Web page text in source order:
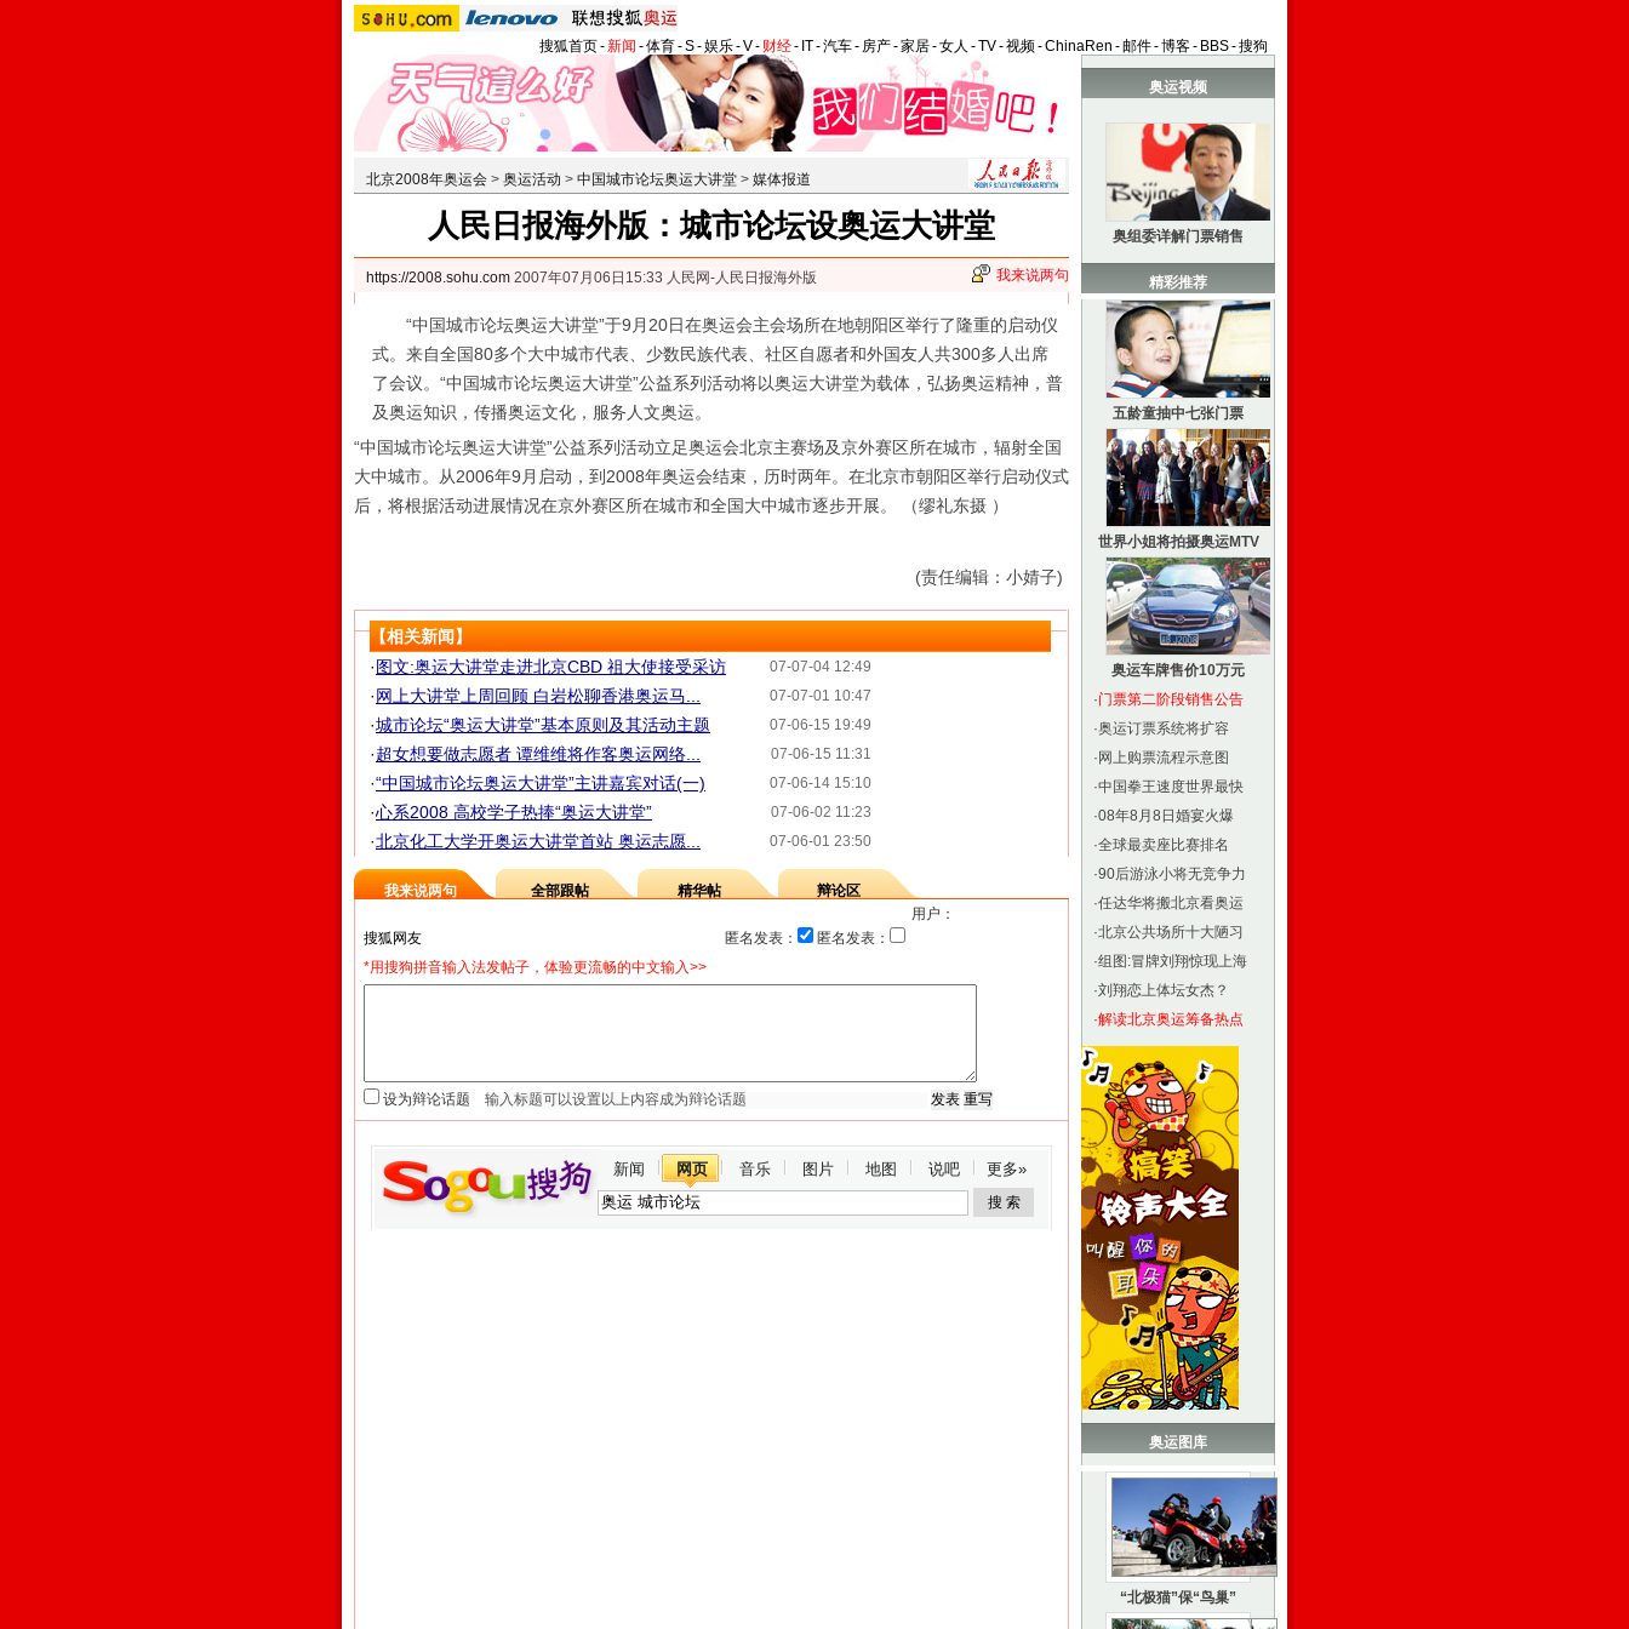
搜狐首页-新闻 -体育-S-娱乐-V- 财经- IT-汽车- 房产-家居-女人 -TV-视频-ChinaRen -邮件-博客- BBS-搜狗
北京2008年奥运会 > 奥运活动 > 中国城市论坛奥运大讲堂 > 媒体报道
人民日报海外版：城市论坛设奥运大讲堂
https://2008.sohu.com 2007年07月06日15:33 人民网-人民日报海外版 我来说两句
“中国城市论坛奥运大讲堂”于9月20日在奥运会主会场所在地朝阳区举行了隆重的启动仪
式。来自全国80多个大中城市代表、少数民族代表、社区自愿者和外国友人共300多人出席
了会议。“中国城市论坛奥运大讲堂”公益系列活动将以奥运大讲堂为载体，弘扬奥运精神，普
及奥运知识，传播奥运文化，服务人文奥运。
“中国城市论坛奥运大讲堂”公益系列活动立足奥运会北京主赛场及京外赛区所在城市，辐射全国
大中城市。从2006年9月启动，到2008年奥运会结束，历时两年。在北京市朝阳区举行启动仪式
后，将根据活动进展情况在京外赛区所在城市和全国大中城市逐步开展。 （缪礼东摄 ）
(责任编辑：小婧子)
【相关新闻】
07-07-04 12:49
·图文:奥运大讲堂走进北京CBD 祖大使接受采访
07-07-01 10:47
·网上大讲堂上周回顾 白岩松聊香港奥运马...
07-06-15 19:49
·城市论坛“奥运大讲堂”基本原则及其活动主题
07-06-15 11:31
·超女想要做志愿者 谭维维将作客奥运网络...
07-06-14 15:10
·“中国城市论坛奥运大讲堂”主讲嘉宾对话(一)
07-06-02 11:23
·心系2008 高校学子热捧“奥运大讲堂”
07-06-01 23:50
·北京化工大学开奥运大讲堂首站 奥运志愿...
我来说两句 全部跟帖 精华帖
辩论区
用户：
匿名发表：
匿名发表：
*用搜狗拼音输入法发帖子，体验更流畅的中文输入>>
设为辩论话题
新闻 网页 音乐 图片 地图 说吧 更多»
奥运视频
奥组委详解门票销售
精彩推荐
五龄童抽中七张门票
世界小姐将拍摄奥运MTV
奥运车牌售价10万元
·门票第二阶段销售公告
·奥运订票系统将扩容
· 网上购票流程示意图
·中国拳王速度世界最快
·08年8月8日婚宴火爆
·全球最卖座比赛排名
·90后游泳小将无竞争力
·任达华将搬北京看奥运
·北京公共场所十大陋习
·组图:冒牌刘翔惊现上海
·刘翔恋上体坛女杰？
·解读北京奥运筹备热点
奥运图库
“北极猫”保“鸟巢”